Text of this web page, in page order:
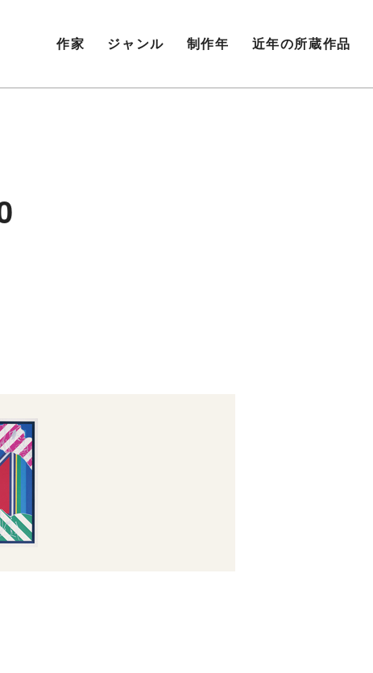
作家 ジャンル 制作年 近年の所蔵作品